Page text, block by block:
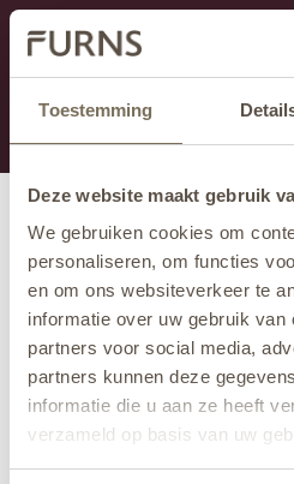
Toestemming
Deze website maakt gebruik
We gebruiken cookies om
personaliseren, om functies
en om ons websiteverkeer te
informatie over uw gebruik van
partners voor social media,
partners kunnen deze
informatie die u aan ze heeft
verzameld op basis van uw
Ten dział jest obecnie w
informacji.
możesz zadzwonić pod